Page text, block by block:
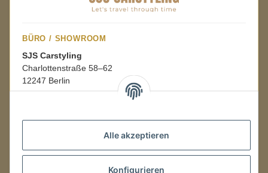
Alle akzeptieren
Konfigurieren
BÜRO / SHOWROOM
SJS Carstyling
Charlottenstraße 58–62
12247 Berlin
08:00–16:00 Uhr
LAGER / RETOUREN
Packmonster Fulfillment